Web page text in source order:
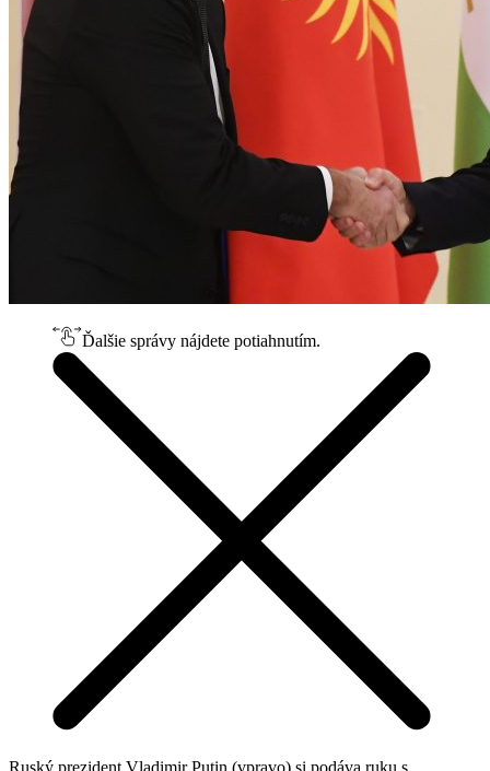
Ďalšie správy nájdete potiahnutím.
Ruský prezident Vladimir Putin (vpravo) si podáva ruku s